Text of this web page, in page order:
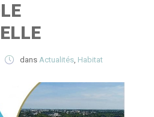
dans Actualités, Habitat